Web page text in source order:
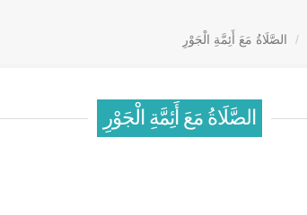
الصَّلَاةُ مَعَ أَئِمَّةِ الْجَوْرِ
الصَّلَاةُ مَعَ أَئِمَّةِ الْجَوْرِ